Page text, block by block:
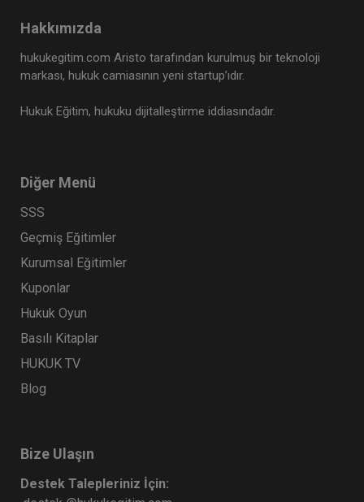
Hakkımızda
hukukegitim.com Aristo tarafından kurulmuş bir teknoloji
markası, hukuk camiasının yeni startup’ıdır.
Hukuk Eğitim, hukuku dijitalleştirme iddiasındadır.
Diğer Menü
SSS
Geçmiş Eğitimler
Kurumsal Eğitimler
Kuponlar
Hukuk Oyun
Basılı Kitaplar
HUKUK TV
Blog
Bize Ulaşın
Destek Talepleriniz İçin: